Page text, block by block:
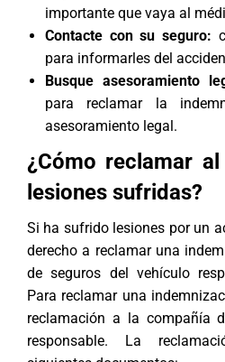
importante que vaya al
Contacte con su seguro:
para informarles del
Busque asesoramiento
para reclamar la
asesoramiento legal.
¿Cómo reclamar
lesiones sufridas?
Si ha sufrido lesiones por un
derecho a reclamar una
de seguros del vehículo
Para reclamar una
reclamación a la compañía
responsable. La